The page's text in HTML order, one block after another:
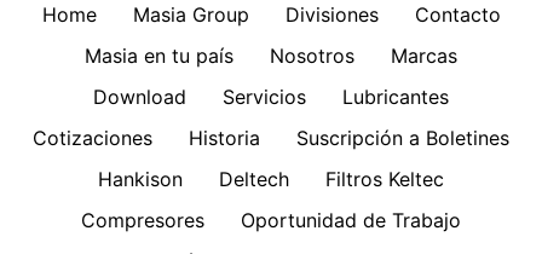
Home Masia Group Divisiones
Contacto
Masia en tu país
Nosotros
Marcas
Download
Servicios
Lubricantes
Cotizaciones
Historia
Suscripción a Boletines
Hankison
Deltech
Filtros Keltec
Compresores
Oportunidad de Trabajo